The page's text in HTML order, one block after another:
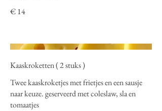
€ 14
Kaaskroketten ( 2 stuks )
Twee kaaskroketjes met frietjes en een sausje
naar keuze. geserveerd met coleslaw, sla en
tomaatjes